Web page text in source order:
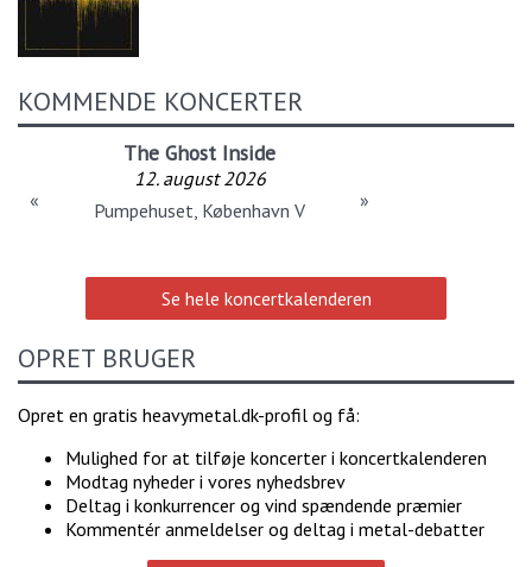
KOMMENDE KONCERTER
The Ghost Inside
12. august 2026
Pumpehuset, København V
« »
Se hele koncertkalenderen
OPRET BRUGER
Opret en gratis heavymetal.dk-profil og få:
Mulighed for at tilføje koncerter i koncertkalenderen
Modtag nyheder i vores nyhedsbrev
Deltag i konkurrencer og vind spændende præmier
Kommentér anmeldelser og deltag i metal-debatter